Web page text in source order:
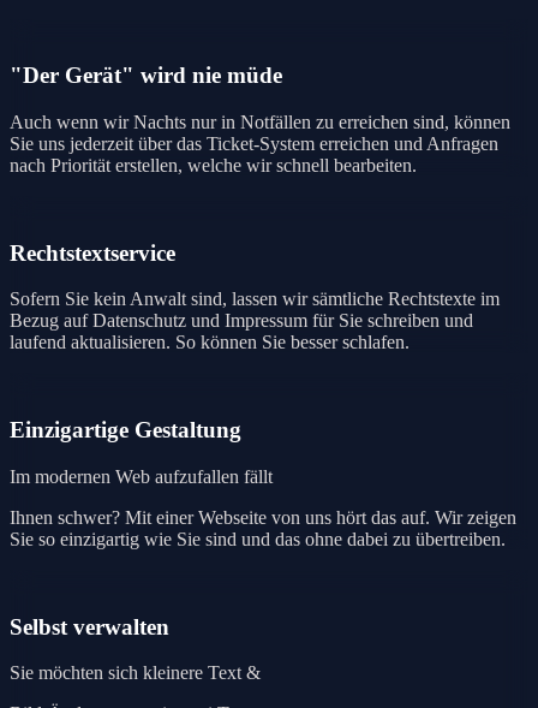
"Der Gerät" wird nie müde
Auch wenn wir Nachts nur in Notfällen zu erreichen sind, können
Sie uns jederzeit über das Ticket-System erreichen und Anfragen
nach Priorität erstellen, welche wir schnell bearbeiten.
Rechtstextservice
Sofern Sie kein Anwalt sind, lassen wir sämtliche Rechtstexte im
Bezug auf Datenschutz und Impressum für Sie schreiben und
laufend aktualisieren. So können Sie besser schlafen.
Einzigartige Gestaltung
Im modernen Web aufzufallen fällt
Ihnen schwer? Mit einer Webseite von uns hört das auf. Wir zeigen
Sie so einzigartig wie Sie sind und das ohne dabei zu übertreiben.
Selbst verwalten
Sie möchten sich kleinere Text &